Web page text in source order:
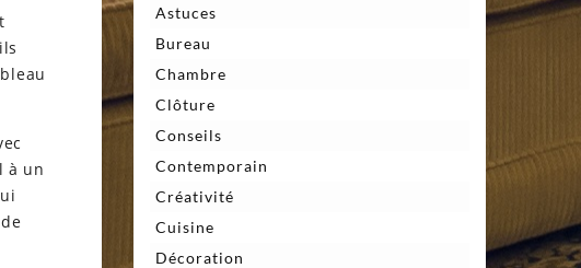
à un
Astuces
Bureau
Chambre
Clôture
Conseils
Contemporain
Créativité
Cuisine
Décoration